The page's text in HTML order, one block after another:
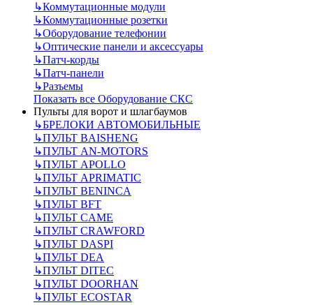
↳Коммутационные модули
↳Коммутационные розетки
↳Оборудование телефонии
↳Оптические панели и аксессуары
↳Патч-корды
↳Патч-панели
↳Разъемы
Показать все Оборудование СКС
Пульты для ворот и шлагбаумов
↳БРЕЛОКИ АВТОМОБИЛЬНЫЕ
↳ПУЛЬТ BAISHENG
↳ПУЛЬТ AN-MOTORS
↳ПУЛЬТ APOLLO
↳ПУЛЬТ APRIMATIC
↳ПУЛЬТ BENINCA
↳ПУЛЬТ BFT
↳ПУЛЬТ CAME
↳ПУЛЬТ CRAWFORD
↳ПУЛЬТ DASPI
↳ПУЛЬТ DEA
↳ПУЛЬТ DITEC
↳ПУЛЬТ DOORHAN
↳ПУЛЬТ ECOSTAR